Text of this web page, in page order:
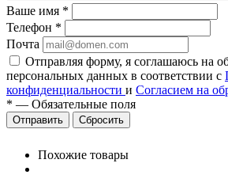
Ваше имя *
Телефон *
Почта
Отправляя форму, я соглашаюсь на
персональных данных в соответствии с
конфиденциальности и Согласием на
* — Обязательные поля
Сбросить
Похожие товары